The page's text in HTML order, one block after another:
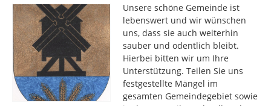
Unsere schöne Gemeinde ist
lebenswert und wir wünschen
uns, dass sie auch weiterhin
sauber und odentlich bleibt.
Hierbei bitten wir um Ihre
Unterstützung. Teilen Sie uns
festgestellte Mängel im
gesamten Gemeindegebiet sowie